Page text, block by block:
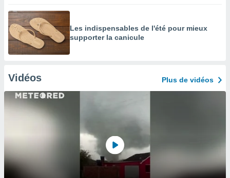
Les indispensables de l'été pour mieux
supporter la canicule
Vidéos Plus de vidéos